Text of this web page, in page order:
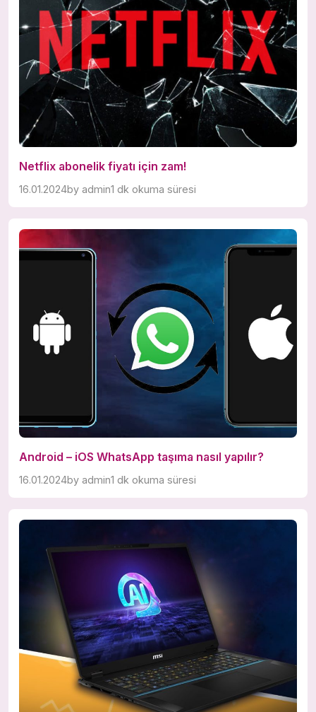
Netflix abonelik fiyatı için zam!
16.01.2024by admin1 dk okuma süresi
Android – iOS WhatsApp taşıma nasıl yapılır?
16.01.2024by admin1 dk okuma süresi